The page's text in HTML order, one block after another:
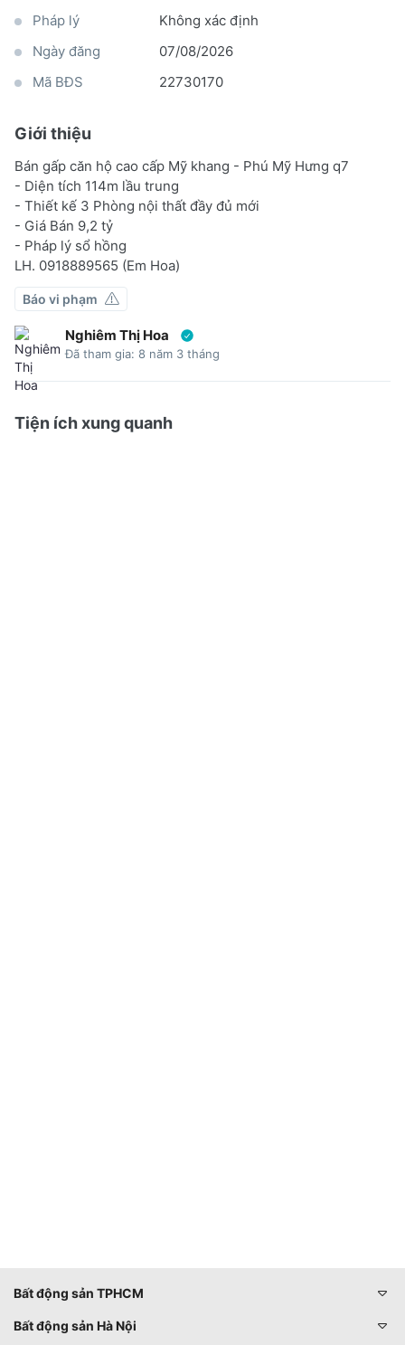
Pháp lý
Không xác định
Ngày đăng
07/08/2026
Mã BĐS
22730170
Giới thiệu
Bán gấp căn hộ cao cấp Mỹ khang - Phú Mỹ Hưng q7
- Diện tích 114m lầu trung
- Thiết kế 3 Phòng nội thất đầy đủ mới
- Giá Bán 9,2 tỷ
- Pháp lý sổ hồng
LH. 0918889565 (Em Hoa)
Báo vi phạm
Nghiêm Thị Hoa
Đã tham gia: 8 năm 3 tháng
Tiện ích xung quanh
Bất động sản TPHCM
Bất động sản Hà Nội